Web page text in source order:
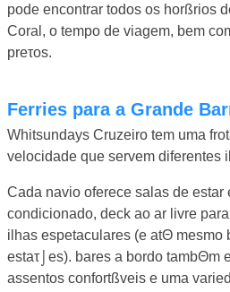
pode encontrar todos os horßrios
Coral, o tempo de viagem, bem
preτos.
ferries para a Grande
Whitsundays Cruzeiro tem uma
velocidade que servem diferentes
Cada navio oferece salas de estar
condicionado, deck ao ar livre
ilhas espetaculares (e atΘ mesmo
estaτ⌡es). bares a bordo tambΘm
assentos confortßveis e uma